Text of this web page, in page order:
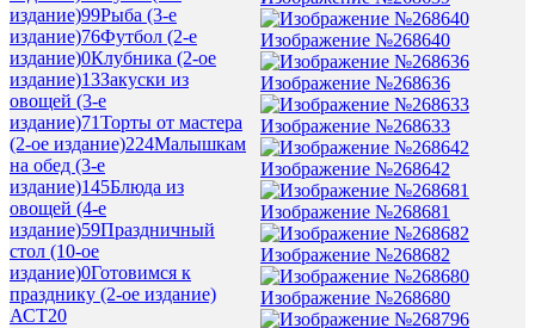
издание)99Рыба (3-е
издание)76Футбол (2-е
издание)0Клубника (2-ое
издание)13Закуски из
овощей (3-е
издание)71Торты от мастера
(2-ое издание)224Малышкам
на обед (3-е
издание)145Блюда из
овощей (4-е
издание)59Праздничный
стол (10-ое
издание)0Готовимся к
празднику (2-ое издание)
АСТ20
Изображение №268640
Изображение №268636
Изображение №268633
Изображение №268642
Изображение №268681
Изображение №268682
Изображение №268680